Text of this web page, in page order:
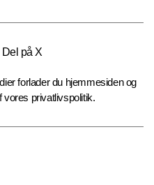
Del på X
forlader du hjemmesiden og
privatlivspolitik.